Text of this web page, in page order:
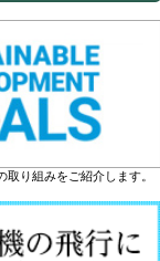
り組みをご紹介します。